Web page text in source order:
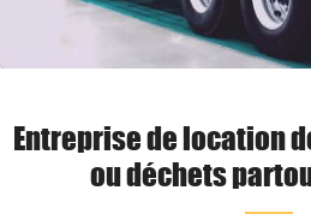
Entreprise de location
ou déchets